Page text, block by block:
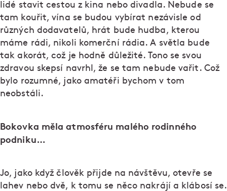
lidé stavit cestou z kina nebo divadla. Nebude se
tam kouřit, vína se budou vybírat nezávisle od
různých dodavatelů, hrát bude hudba, kterou
máme rádi, nikoli komerční rádia. A světla bude
tak akorát, což je hodně důležité. Tono se svou
zdravou skepsí navrhl, že se tam nebude vařit. Což
bylo rozumné, jako amatéři bychom v tom
neobstáli.
Bokovka měla atmosféru malého rodinného
podniku…
Jo, jako když člověk přijde na návštěvu, otevře se
lahev nebo dvě, k tomu se něco nakrájí a klábosí se.